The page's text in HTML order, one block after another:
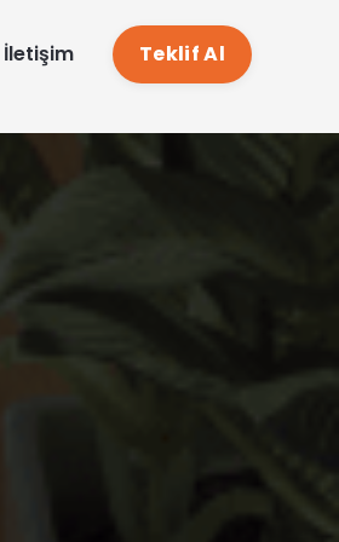
İletişim Teklif Al
EN